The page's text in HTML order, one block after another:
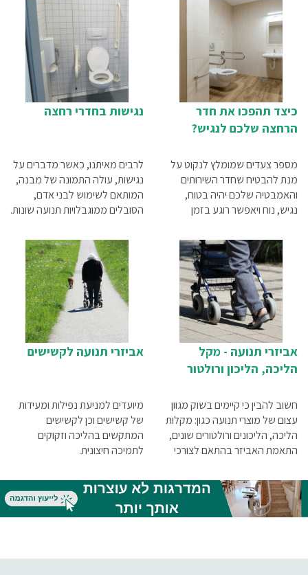
כיצד תהפכו את חדר
הרחצה שלכם לנגיש?
מספר צעדים שמומלץ לנקוט על
מנת להבטיח שחדר השירותים
והאמבטיה שלכם יהיה בטוח,
נגיש, נוח ויאפשר רוגע בזמן
נגישות בחדרי רחצה
לרבים מאיתנו, כאשר מדברים על
נגישות, עולה התמונה של מבנה,
המותאם לשימוש לבני אדם,
הסובלים ממוגבלויות תנועה שונות.
השימוש בכיסאות גלגלים, אבל
אם נסתכל בצורה רחבה יותר על
עניין הנגישות,נגיע למסקנה
מפתיעה. כולנו צריכים נגישות.
אביזרי תנועה - מקל
הליכה, הליכון ורולטור
חשוב להבין כי קיימים בשוק מגוון
עצום של מוצרי תנועה כגון: מקלות
הליכה, הליכונים ורולטורים שונים,
התאמת האביזר בהתאם לצורכי
מאמר הסבר קצר על כל אחד
מהאביזרים.
אביזרי תנועה לקשישים
מיועדים למניעת נפילות ומעידות
של קשישים וכן לקשישים
המתקשים בהליכה וזקוקים
לתמיכה חיצונית.